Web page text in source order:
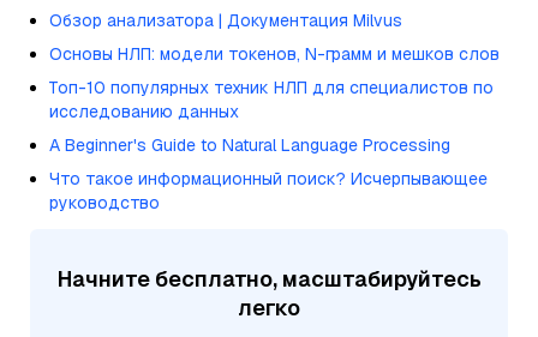
Обзор анализатора | Документация Milvus
Основы НЛП: модели токенов, N-грамм и мешков слов
Топ-10 популярных техник НЛП для специалистов по
исследованию данных
A Beginner's Guide to Natural Language Processing
Что такое информационный поиск? Исчерпывающее
руководство
Начните бесплатно, масштабируйтесь
легко